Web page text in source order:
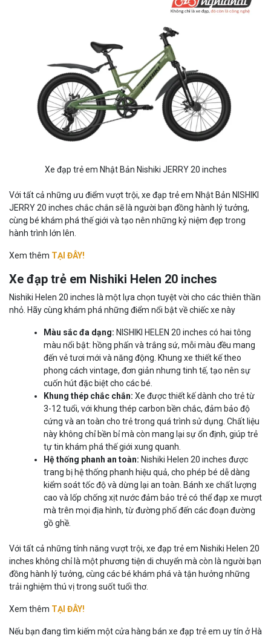
Xe đạp trẻ em Nhật Bản Nishiki JERRY 20 inches
Với tất cả những ưu điểm vượt trội, xe đạp trẻ em Nhật Bản NISHIKI
JERRY 20 inches chắc chắn sẽ là người bạn đồng hành lý tưởng,
cùng bé khám phá thế giới và tạo nên những kỷ niệm đẹp trong
hành trình lớn lên.
Xem thêm TẠI ĐÂY!
Xe đạp trẻ em Nishiki Helen 20 inches
Nishiki Helen 20 inches là một lựa chọn tuyệt vời cho các thiên thần
nhỏ. Hãy cùng khám phá những điểm nổi bật về chiếc xe này
Màu sắc đa dạng: NISHIKI HELEN 20 inches có hai tông
màu nổi bật: hồng phấn và trắng sứ, mỗi màu đều mang
đến vẻ tươi mới và năng động. Khung xe thiết kế theo
phong cách vintage, đơn giản nhưng tinh tế, tạo nên sự
cuốn hút đặc biệt cho các bé.
Khung thép chắc chắn: Xe được thiết kế dành cho trẻ từ
3-12 tuổi, với khung thép carbon bền chắc, đảm bảo độ
cứng và an toàn cho trẻ trong quá trình sử dụng. Chất liệu
này không chỉ bền bỉ mà còn mang lại sự ổn định, giúp trẻ
tự tin khám phá thế giới xung quanh.
Hệ thống phanh an toàn: Nishiki Helen 20 inches được
trang bị hệ thống phanh hiệu quả, cho phép bé dễ dàng
kiểm soát tốc độ và dừng lại an toàn. Bánh xe chất lượng
cao và lốp chống xịt nước đảm bảo trẻ có thể đạp xe mượt
mà trên mọi địa hình, từ đường phố đến các đoạn đường
gồ ghề.
Với tất cả những tính năng vượt trội, xe đạp trẻ em Nishiki Helen 20
inches không chỉ là một phương tiện di chuyển mà còn là người bạn
đồng hành lý tưởng, cùng các bé khám phá và tận hưởng những
trải nghiệm thú vị trong suốt tuổi thơ.
Xem thêm TẠI ĐÂY!
Nếu bạn đang tìm kiếm một cửa hàng bán xe đạp trẻ em uy tín ở Hà